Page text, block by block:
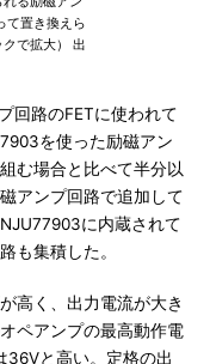
て置き換えら
で拡大） 出
回路のFETに使われて
を使った励磁アン
む場合と比べて半分以
アンプ回路で追加して
に内蔵されて
も集積した。
高く、出力電流が大き
ペアンプの最高動作電
36Vと高い。定格の出